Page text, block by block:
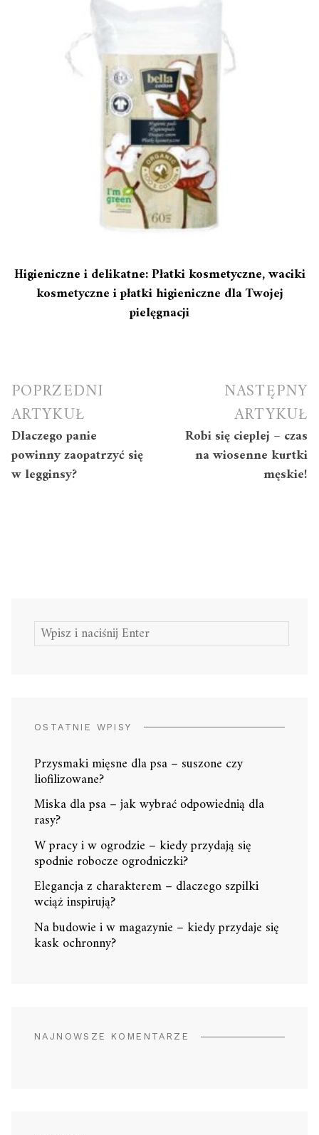
Higieniczne i delikatne: Płatki kosmetyczne, waciki
kosmetyczne i płatki higieniczne dla Twojej
pielęgnacji
Nawigacja
wpisu
POPRZEDNI
ARTYKUŁ
Dlaczego panie
powinny zaopatrzyć się
w legginsy?
NASTĘPNY
ARTYKUŁ
Robi się cieplej – czas
na wiosenne kurtki
męskie!
Szukaj:
OSTATNIE WPISY
Przysmaki mięsne dla psa – suszone czy
liofilizowane?
Miska dla psa – jak wybrać odpowiednią dla
rasy?
W pracy i w ogrodzie – kiedy przydają się
spodnie robocze ogrodniczki?
Elegancja z charakterem – dlaczego szpilki
wciąż inspirują?
Na budowie i w magazynie – kiedy przydaje się
kask ochronny?
NAJNOWSZE KOMENTARZE